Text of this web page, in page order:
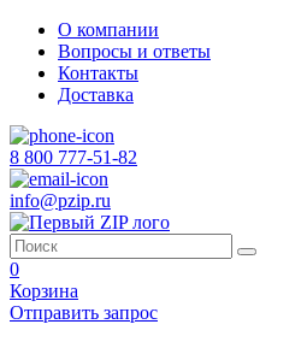
О компании
Вопросы и ответы
Контакты
Доставка
8 800 777-51-82
info@pzip.ru
0
Корзина
Отправить запрос